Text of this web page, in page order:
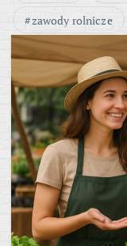
zawody rolnicze